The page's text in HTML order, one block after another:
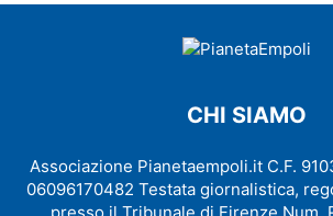
CHI SIAMO
Associazione Pianetaempoli.it C.F.
06096170482 Testata giornalistica,